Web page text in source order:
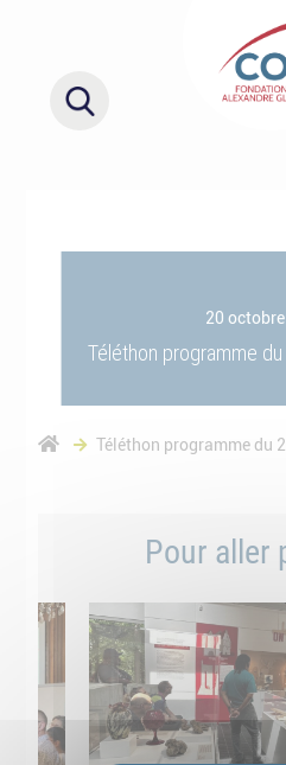
20
Téléthon programme
Téléthon programme du
Pour aller